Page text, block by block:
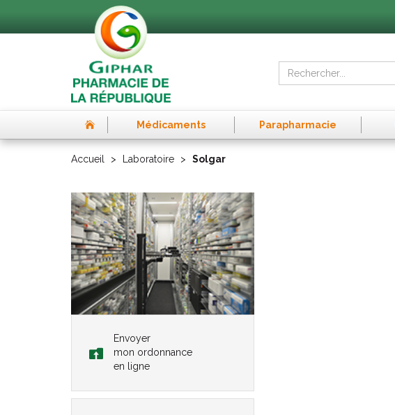
Médicaments Parapharmacie
Accueil Laboratoire Solgar
Envoyer
mon ordonnance
en ligne